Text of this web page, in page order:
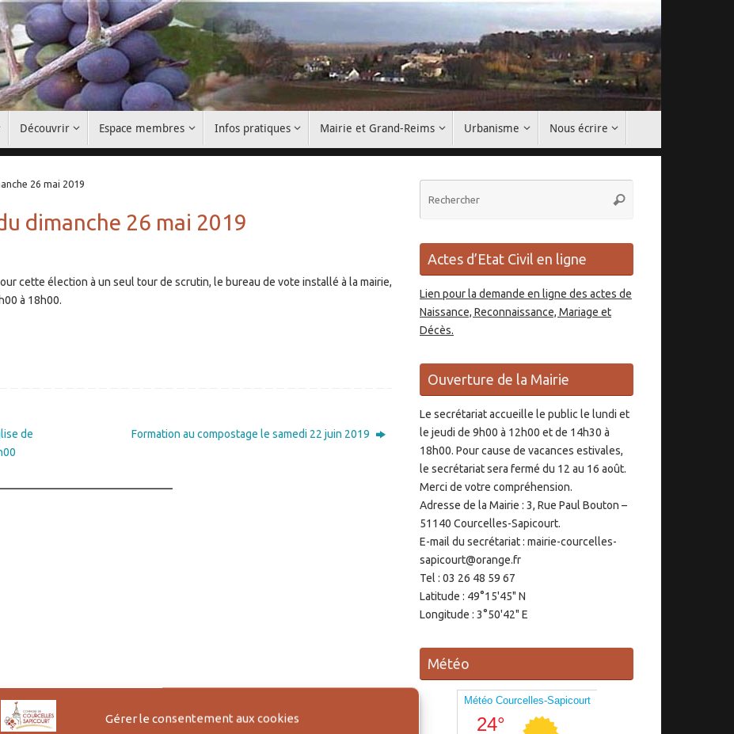
Gérer le consentement aux cookies
Découvrir Espace membres Infos pratiques Mairie et Grand-Reims Urbanisme Nous écrire
26 mai 2019
dimanche 26 mai 2019
cette élection à un seul tour de scrutin, le bureau de vote installé à la mairie,
à 18h00.
de
Formation au compostage le samedi 22 juin 2019
Rechercher
Actes d’Etat Civil en ligne
Lien pour la demande en ligne des actes de
Naissance, Reconnaissance, Mariage et
Décès.
Ouverture de la Mairie
Le secrétariat accueille le public le lundi et
le jeudi de 9h00 à 12h00 et de 14h30 à
18h00. Pour cause de vacances estivales,
le secrétariat sera fermé du 12 au 16 août.
Merci de votre compréhension.
Adresse de la Mairie : 3, Rue Paul Bouton –
51140 Courcelles-Sapicourt.
E-mail du secrétariat : mairie-courcelles-
sapicourt@orange.fr
Tel : 03 26 48 59 67
Latitude : 49°15'45" N
Longitude : 3°50'42" E
Météo